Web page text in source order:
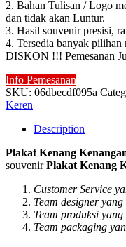
2. Bahan Tulisan / Logo
dan tidak akan Luntur.
3. Hasil souvenir presisi,
4. Tersedia banyak pilihan
DISKON !!! Pemesanan
Info Pemesanan
SKU: 06dbecdf095a
Keren
Description
Plakat Kenang
souvenirPlakat Kenang
Customer Service
Team designer
Team produksi
Team packaging